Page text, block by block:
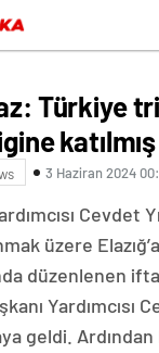
Türkiye
3 Haziran 2024
Cevdet
üzere
düzenlenen
Yardımcısı
geldi.